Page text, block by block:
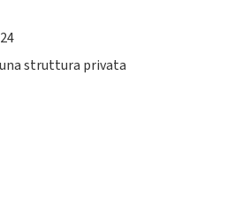
struttura privata